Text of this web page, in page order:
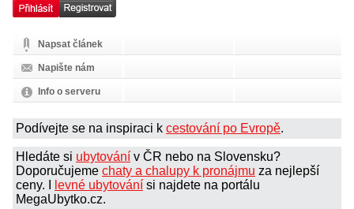
Napsat článek
Napište nám
Info o serveru
Podívejte se na inspiraci k cestování po Evropě.
Hledáte si ubytování v ČR nebo na Slovensku?
Doporučujeme chaty a chalupy k pronájmu za nejlepší
ceny. I
levné ubytování si najdete na portálu
MegaUbytko.cz.